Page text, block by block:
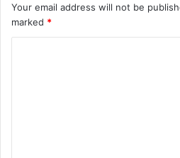
Your email address will not be
marked *